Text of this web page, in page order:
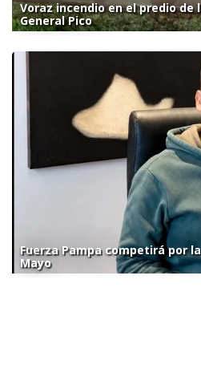
Voraz incendio en el predio
General Pico
Fuerza Pampa competirá por
Mayo